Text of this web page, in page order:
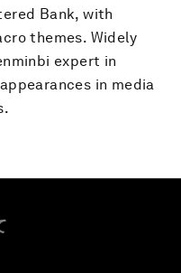
Bank, with
themes. Widely
expert in
in media